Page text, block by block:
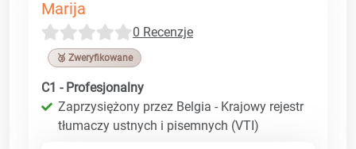
Marija
0 Recenzje
🥉 Zweryfikowane
C1 - Profesjonalny
Zaprzysiężony przez Belgia - Krajowy rejestr
tłumaczy ustnych i pisemnych (VTI)